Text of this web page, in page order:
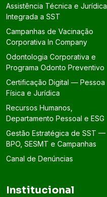
Assistência Técnica e Jurídica
Integrada a SST
Campanhas de Vacinação
Corporativa In Company
Odontologia Corporativa e
Programa Odonto Preventivo
Certificação Digital — Pessoa
Física e Jurídica
Recursos Humanos,
Departamento Pessoal e ESG
Gestão Estratégica de SST —
BPO, SESMT e Campanhas
Canal de Denúncias
Institucional